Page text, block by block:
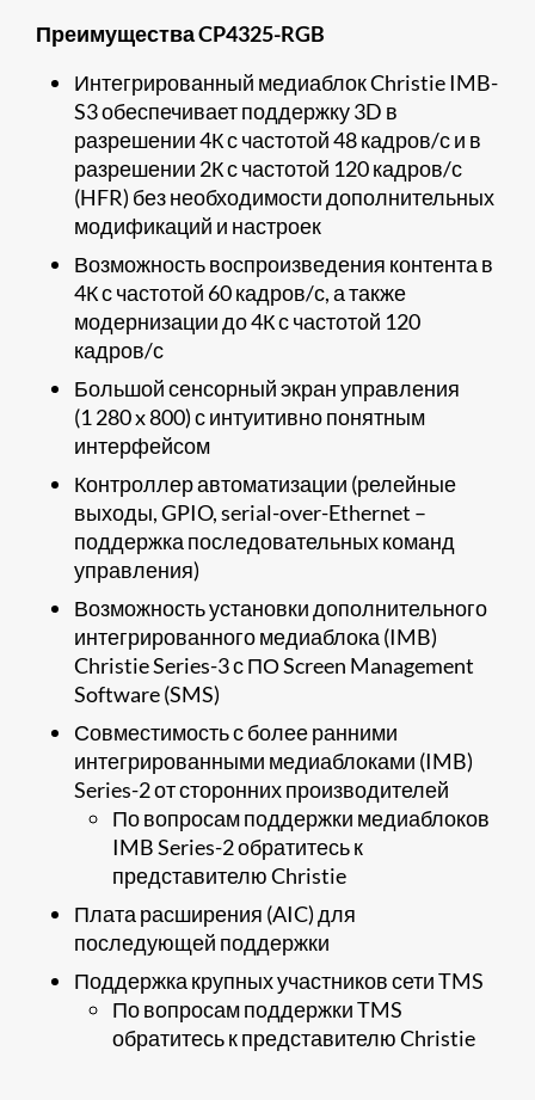
Преимущества CP4325-RGB
Интегрированный медиаблок Christie IMB-
S3 обеспечивает поддержку 3D в
разрешении 4К с частотой 48 кадров/с и в
разрешении 2К с частотой 120 кадров/с
(HFR) без необходимости дополнительных
модификаций и настроек
Возможность воспроизведения контента в
4К с частотой 60 кадров/с, а также
модернизации до 4К с частотой 120
кадров/с
Большой сенсорный экран управления
(1 280 x 800) с интуитивно понятным
интерфейсом
Контроллер автоматизации (релейные
выходы, GPIO, serial-over-Ethernet –
поддержка последовательных команд
управления)
Возможность установки дополнительного
интегрированного медиаблока (IMB)
Christie Series-3 с ПО Screen Management
Software (SMS)
Совместимость с более ранними
интегрированными медиаблоками (IMB)
Series-2 от сторонних производителей
По вопросам поддержки медиаблоков
IMB Series-2 обратитесь к
представителю Christie
Плата расширения (AIC) для
последующей поддержки
Поддержка крупных участников сети TMS
По вопросам поддержки TMS
обратитесь к представителю Christie